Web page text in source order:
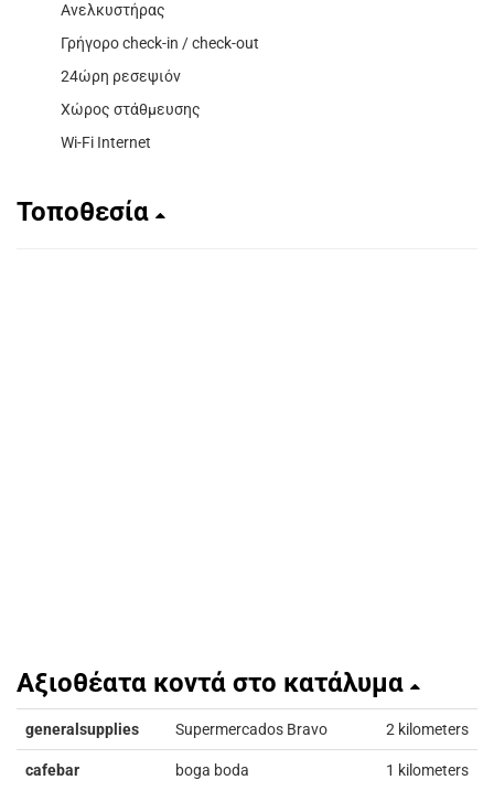
Ανελκυστήρας
Γρήγορο check-in / check-out
24ώρη ρεσεψιόν
Χώρος στάθμευσης
Wi-Fi Internet
Τοποθεσία
Αξιοθέατα κοντά στο κατάλυμα
generalsupplies Supermercados Bravo 2 kilometers
cafebar boga boda 1 kilometers